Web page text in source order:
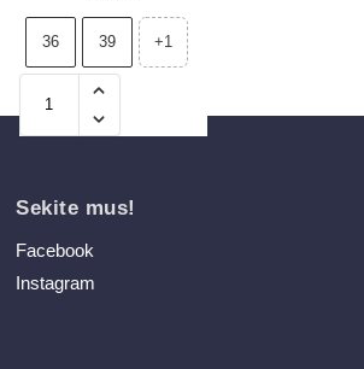
36 39 +1
Sekite mus!
Facebook
Instagram